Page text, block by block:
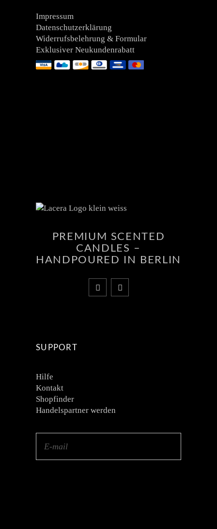
Impressum
Datenschutzerklärung
Widerrufsbelehrung & Formular
Exklusiver Neukundenrabatt
PREMIUM SCENTED
CANDLES –
HANDPOURED IN BERLIN
SUPPORT
Hilfe
Kontakt
Shopfinder
Handelspartner werden